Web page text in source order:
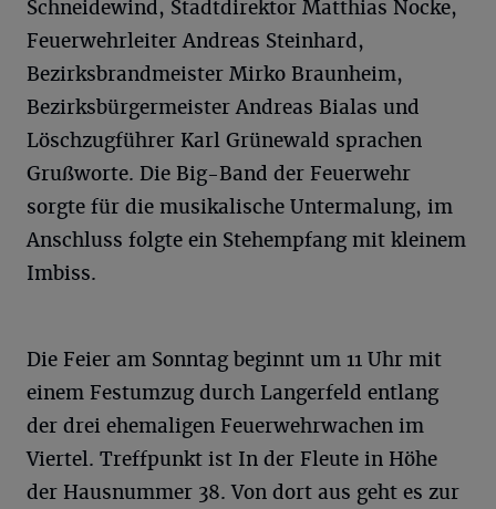
Schneidewind, Stadtdirektor Matthias Nocke,
Feuerwehrleiter Andreas Steinhard,
Bezirksbrandmeister Mirko Braunheim,
Bezirksbürgermeister Andreas Bialas und
Löschzugführer Karl Grünewald sprachen
Grußworte. Die Big-Band der Feuerwehr
sorgte für die musikalische Untermalung, im
Anschluss folgte ein Stehempfang mit kleinem
Imbiss.
Die Feier am Sonntag beginnt um 11 Uhr mit
einem Festumzug durch Langerfeld entlang
der drei ehemaligen Feuerwehrwachen im
Viertel. Treffpunkt ist In der Fleute in Höhe
der Hausnummer 38. Von dort aus geht es zur